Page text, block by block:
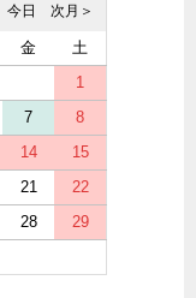
次月＞
今日
金
土
1
7
8
14
15
21
22
28
29